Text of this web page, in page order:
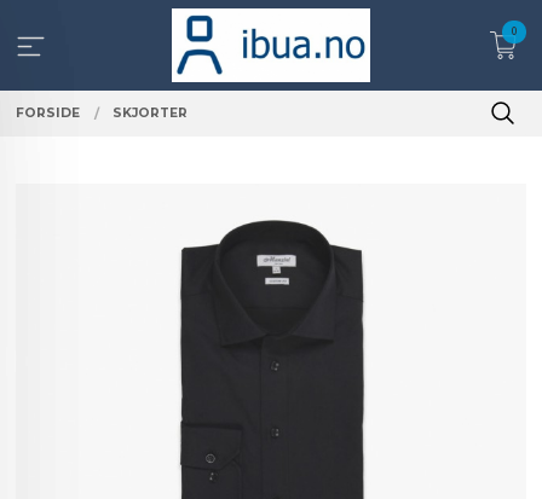
innholdet
0
FORSIDE SKJORTER